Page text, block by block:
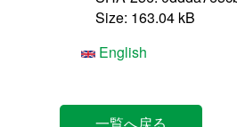
Size: 163.04 kB
English
一覧へ戻る